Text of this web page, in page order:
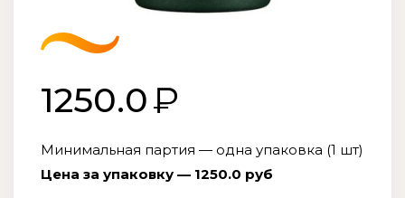
1250.0
Минимальная партия — одна упаковка (1 шт)
Цена за упаковку — 1250.0 руб